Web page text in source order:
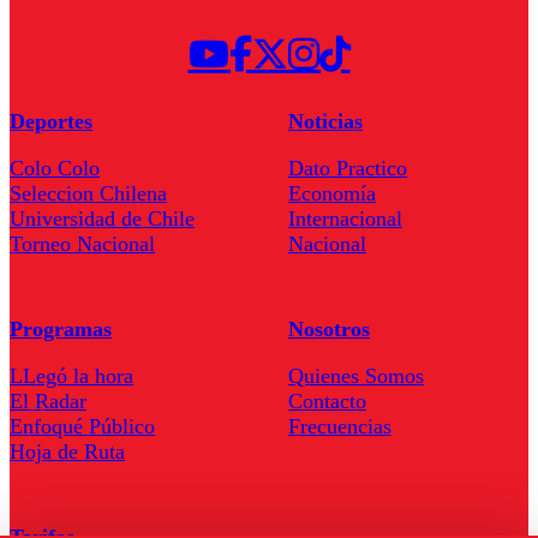
Deportes
Colo Colo
Seleccion Chilena
Universidad de Chile
Torneo Nacional
Noticias
Dato Practico
Economía
Internacional
Nacional
Programas
LLegó la hora
El Radar
Enfoqué Público
Hoja de Ruta
Nosotros
Quienes Somos
Contacto
Frecuencias